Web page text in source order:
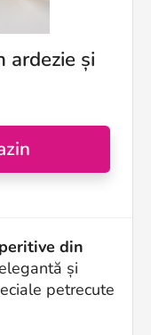
ardezie și
din
și
petrecute